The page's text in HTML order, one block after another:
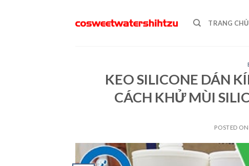
TRANG CHỦ
KEO SILICONE DÁN
CÁCH KHỬ MÙI
POSTED ON